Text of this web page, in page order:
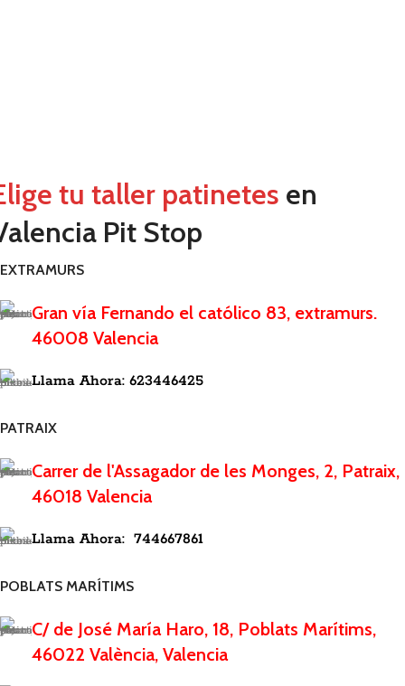
tu taller patinetes en
Pit Stop
EXTRAMURS
Gran vía Fernando el católico 83, extramurs.
46008 Valencia
Llama Ahora: 623446425
PATRAIX
Carrer de l'Assagador de les Monges, 2, Patraix,
46018 Valencia
Llama Ahora: 744667861
POBLATS MARÍTIMS
C/ de José María Haro, 18, Poblats Marítims,
46022 València, Valencia